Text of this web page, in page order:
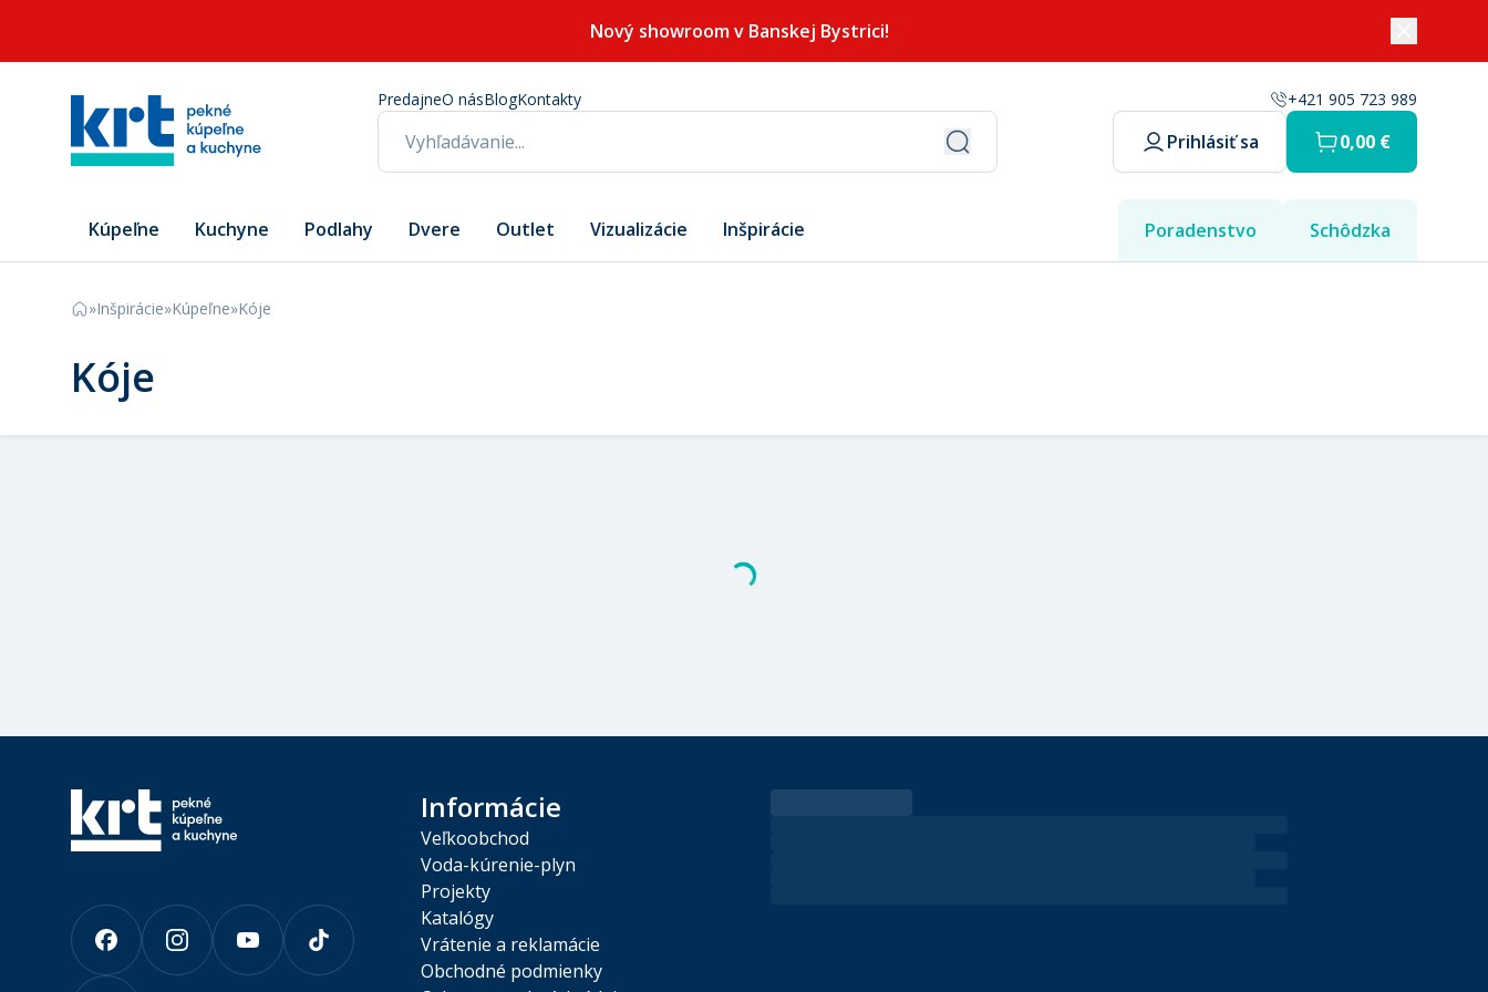
Nový showroom v Banskej Bystrici!
PredajneO násBlogKontakty +421 905 723 989
Prihlásiť sa 0,00 €
Kúpeľne Kuchyne Podlahy Dvere Outlet Vizualizácie Inšpirácie Poradenstvo Schôdzka
»Inšpirácie»Kúpeľne»Kóje
Kóje
Informácie
Veľkoobchod
Voda-kúrenie-plyn
Projekty
Katalógy
Vrátenie a reklamácie
Obchodné podmienky